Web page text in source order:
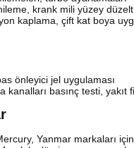
krank mili yüzey
kaplama, çift kat boya
önleyici jel uygulaması
kanalları basınç testi, yakıt
Yanmar markaları